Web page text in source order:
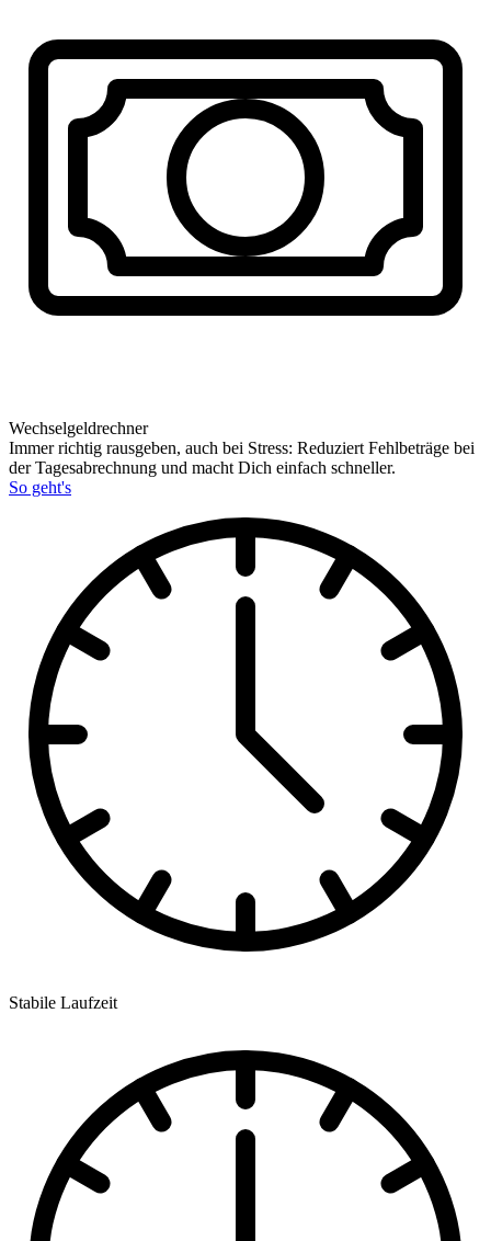
Wechselgeldrechner
Immer richtig rausgeben, auch bei Stress: Reduziert Fehlbeträge bei
der Tagesabrechnung und macht Dich einfach schneller.
So geht's
Stabile Laufzeit